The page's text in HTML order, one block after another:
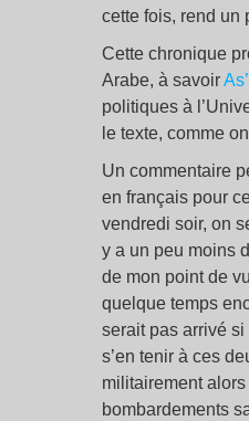
cette fois, rend un
Cette chronique
Arabe, à savoir
politiques à
le texte, comme
Un commentaire
en français pour
vendredi soir, on
y a un peu moins
de mon point de
quelque temps
serait pas arrivé
s’en tenir à ces
militairement
bombardements